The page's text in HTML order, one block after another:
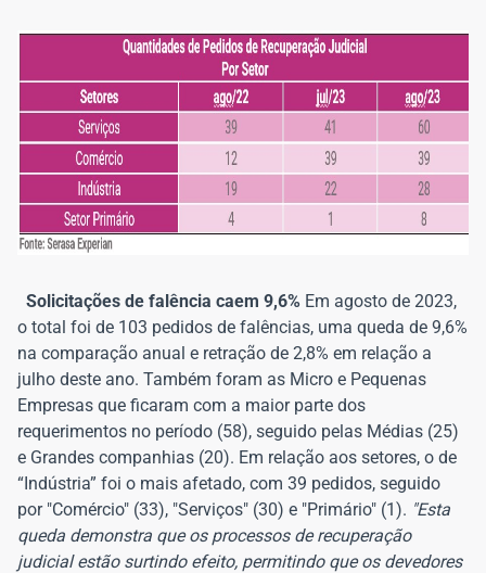
Solicitações de falência caem 9,6% Em agosto de 2023,
o total foi de 103 pedidos de falências, uma queda de 9,6%
na comparação anual e retração de 2,8% em relação a
julho deste ano. Também foram as Micro e Pequenas
Empresas que ficaram com a maior parte dos
requerimentos no período (58), seguido pelas Médias (25)
e Grandes companhias (20). Em relação aos setores, o de
“Indústria” foi o mais afetado, com 39 pedidos, seguido
por "Comércio" (33), "Serviços" (30) e "Primário" (1). "Esta
queda demonstra que os processos de recuperação
judicial estão surtindo efeito, permitindo que os devedores